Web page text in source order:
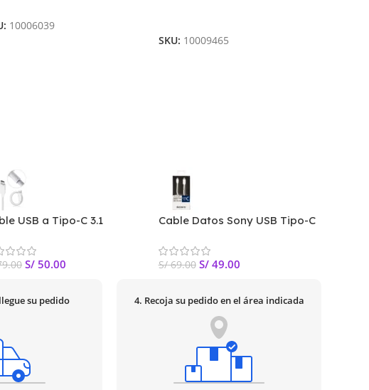
10006039
SKU: 10009465
USB a Tipo-C 3.1
S/ 50.00
Cable Datos Sony USB Tipo-C
S/69.00 S/49.00
su pedido 4. Recoja su pedido en el área indicada